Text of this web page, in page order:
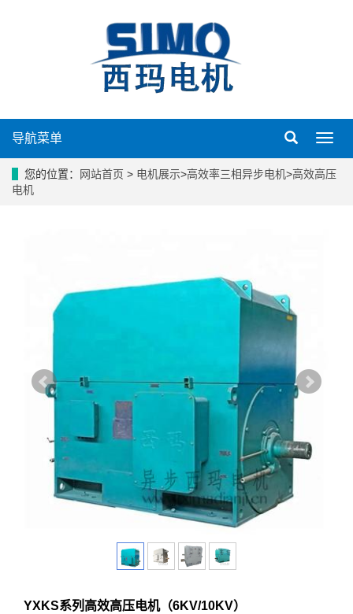
导
菜
导航菜单
您的位置： 网站首页 > 电机展示>高效率三相异步电机>高效高压
电机
YXKS系列高效高压电机（6KV/10KV）